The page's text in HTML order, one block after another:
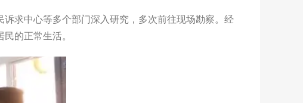
求中心等多个部门深入研究，多次前往现场勘察。经
的正常生活。